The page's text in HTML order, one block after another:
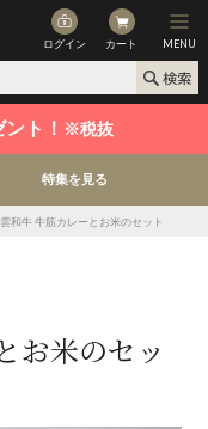
ログイン カート MENU
ト！ ※税抜
特集を見る
和牛 牛筋カレーとお米のセット
お米のセッ